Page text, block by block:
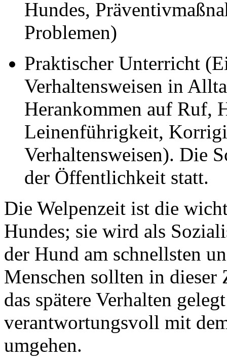
Hundes,
Problemen)
Praktischer Unterricht
Verhaltensweisen in
Herankommen auf Ruf,
Leinenführigkeit,
Verhaltensweisen). Die
der Öffentlichkeit statt.
Die Welpenzeit ist die
Hundes; sie wird als
der Hund am schnellsten
Menschen sollten in
das spätere Verhalten
verantwortungsvoll mit
umgehen.